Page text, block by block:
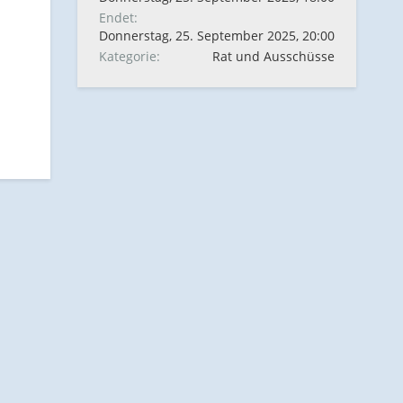
Endet
Donnerstag, 25. September 2025, 20:00
Kategorie
Rat und Ausschüsse